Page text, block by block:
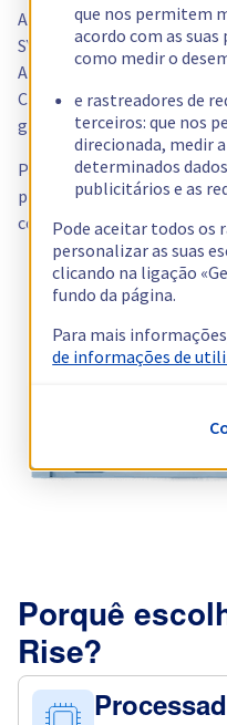
A gamaRisepreenche a
SYS) e os servidores
AMD Ryzen 7 a Ryzen 9,
Class — e opções de
garantido).
Para aplicações críticas,
plataformas e-commerce
combina a fiabilidade da
Porquê
Rise?
que nos permitem
acordo com as
como medir o
e rastreadores de
terceiros: que nos
direcionada, medir
determinados
publicitários e as
Pode aceitar todos os
personalizar as suas
clicando na ligação
fundo da página.
Para mais
de informações de